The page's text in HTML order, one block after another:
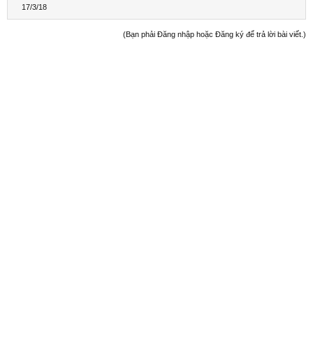
17/3/18
(Bạn phải Đăng nhập hoặc Đăng ký để trả lời bài viết.)